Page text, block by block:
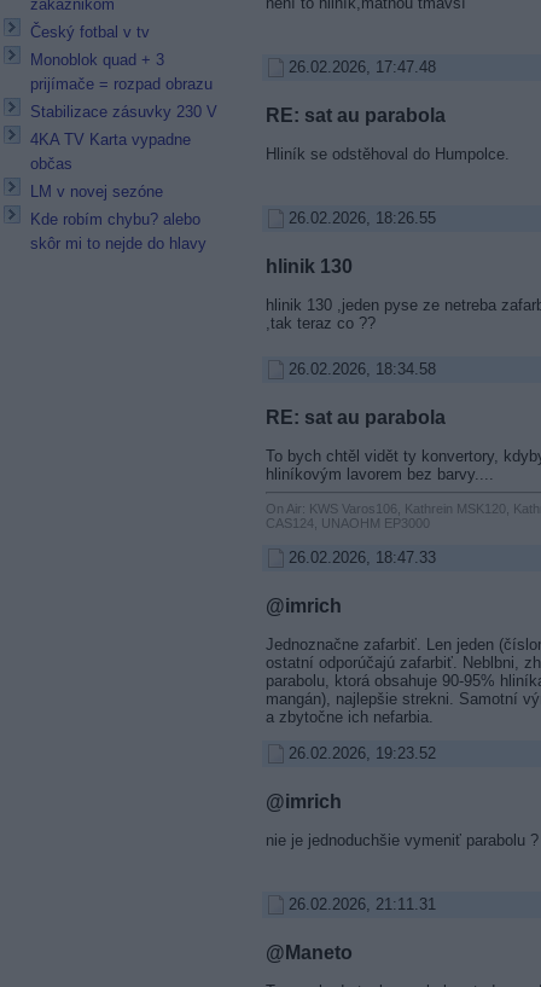
zakaznikom
Český fotbal v tv
Monoblok quad + 3
prijímače = rozpad obrazu
Stabilizace zásuvky 230 V
4KA TV Karta vypadne
občas
LM v novej sezóne
Kde robím chybu? alebo
skôr mi to nejde do hlavy
26.02.2026, 17:47.48
RE: sat au parabola
Hliník se odstěhoval do Humpolce.
26.02.2026, 18:26.55
hlinik 130
hlinik 130 ,jeden pyse ze netreba
,tak teraz co ??
26.02.2026, 18:34.58
RE: sat au parabola
To bych chtěl vidět ty konvertory,
hliníkovým lavorem bez barvy....
On Air: KWS Varos106, Kathrein MSK120,
CAS124, UNAOHM EP3000
26.02.2026, 18:47.33
@imrich
Jednoznačne zafarbiť. Len jeden
ostatní odporúčajú zafarbiť. Neblbni,
parabolu, ktorá obsahuje 90-95%
mangán), najlepšie strekni. Samotní
a zbytočne ich nefarbia.
26.02.2026, 19:23.52
@imrich
nie je jednoduchšie vymeniť parabolu ?
26.02.2026, 21:11.31
@Maneto